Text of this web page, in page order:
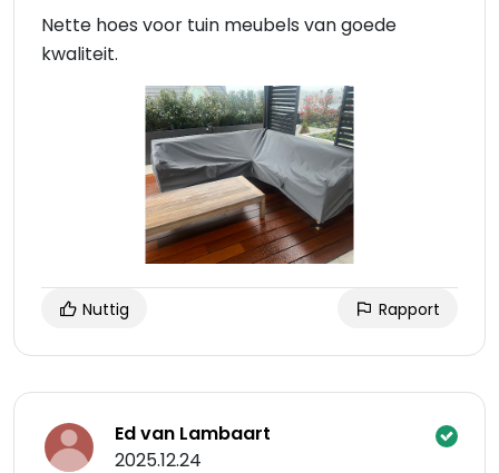
Nette hoes voor tuin meubels van goede
kwaliteit.
Nuttig Rapport
Ed van Lambaart
2025.12.24